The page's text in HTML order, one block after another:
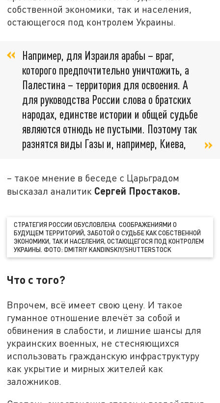
собственной экономики, так и населения,
остающегося под контролем Украины.
Например, для Израиля арабы – враг,
которого предпочтительно уничтожить, а
Палестина – территория для освоения. А
для руководства России слова о братских
народах, единстве истории и общей судьбе
являются отнюдь не пустыми. Поэтому так
разнятся виды Газы и, например, Киева,
– такое мнение в беседе с Царьградом
высказал аналитик Сергей Простаков.
СТРАТЕГИЯ РОССИИ ОБУСЛОВЛЕНА СООБРАЖЕНИЯМИ О
БУДУЩЕМ ТЕРРИТОРИЙ, ЗАБОТОЙ О СУДЬБЕ КАК СОБСТВЕННОЙ
ЭКОНОМИКИ, ТАК И НАСЕЛЕНИЯ, ОСТАЮЩЕГОСЯ ПОД КОНТРОЛЕМ
УКРАИНЫ. ФОТО: DMITRIY KANDINSKIY/SHUTTERSTOCK
Что с того?
Впрочем, всё имеет свою цену. И такое
гуманное отношение влечёт за собой и
обвинения в слабости, и лишние шансы для
украинских военных, не стесняющихся
использовать гражданскую инфраструктуру
как укрытие и мирных жителей как
заложников.